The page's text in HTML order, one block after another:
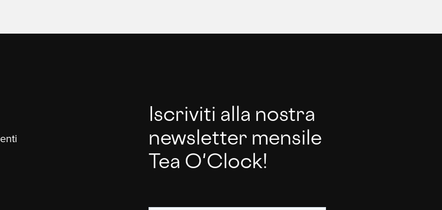
Iscriviti alla nostra
newsletter mensile
Tea O'Clock!